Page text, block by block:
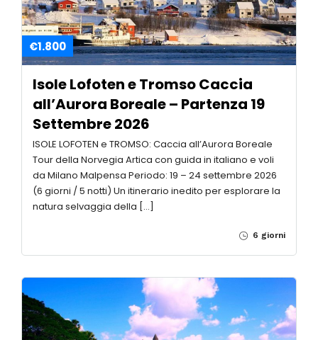
€1.800
Isole Lofoten e Tromso Caccia
all’Aurora Boreale – Partenza 19
Settembre 2026
ISOLE LOFOTEN e TROMSO: Caccia all’Aurora Boreale
Tour della Norvegia Artica con guida in italiano e voli
da Milano Malpensa Periodo: 19 – 24 settembre 2026
(6 giorni / 5 notti) Un itinerario inedito per esplorare la
natura selvaggia della […]
6 giorni